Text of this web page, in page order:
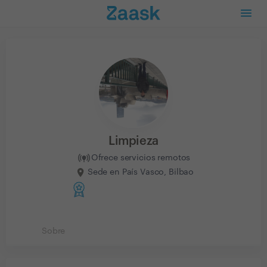
Limpieza
Ofrece servicios remotos
Sede en País Vasco, Bilbao
Sobre